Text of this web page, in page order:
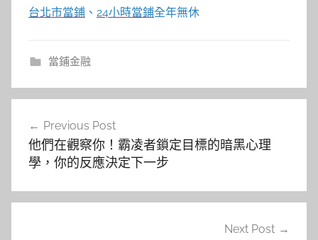
台北市當鋪 、 24小時當鋪全年無休
當鋪金融
覽
Previous Post
他們在觀察你！霸凌者鎖定目標的暗黑心理
學，你的反應決定下一步
Next Post